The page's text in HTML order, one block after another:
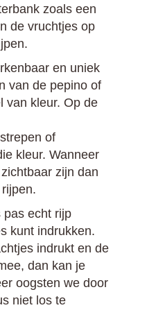
zoals een
de vruchtjes op
en uniek
van de pepino of
van kleur. Op de
of
kleur. Wanneer
zijn dan
pas echt rijp
kunt indrukken.
indrukt en de
dan kan je
oogsten we door
niet los te